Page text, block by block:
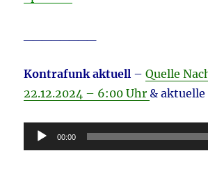
Kontrafunk aktuell –Quelle
22.12.2024 – 6:00 Uhr &
Audio-
Player
00:00